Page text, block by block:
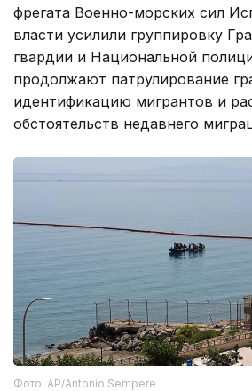
фрегата Военно-морских сил
власти усилили группировку
гвардии и Национальной
продолжают патрулирование
идентификацию мигрантов и
обстоятельств недавнего
Фото: AP/Antonio Sempere